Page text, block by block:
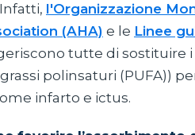
l'Organizzazione
(AHA) e le Linee
tutte di sostituire i
polinsaturi (PUFA))
infarto e ictus.